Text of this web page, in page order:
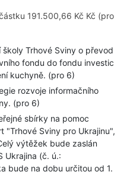
191.500,66 Kč Kč (pro
Trhové Sviny o převod
fondu do fondu investic
kuchyně. (pro 6)
rozvoje informačního
(pro 6)
sbírky na pomoc
"Trhové Sviny pro Ukrajinu",
výtěžek bude zaslán
Ukrajina (č. ú.:
bude na dobu určitou od 1.